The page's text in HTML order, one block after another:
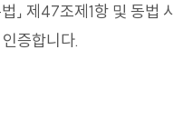
법」 제47조제1항 및 동
증합니다.